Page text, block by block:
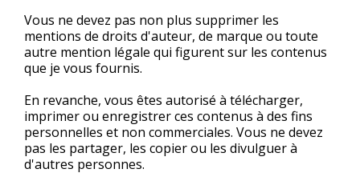
Vous ne devez pas non plus supprimer les
mentions de droits d'auteur, de marque ou toute
autre mention légale qui figurent sur les contenus
que je vous fournis.
En revanche, vous êtes autorisé à télécharger,
imprimer ou enregistrer ces contenus à des fins
personnelles et non commerciales. Vous ne devez
pas les partager, les copier ou les divulguer à
d'autres personnes.